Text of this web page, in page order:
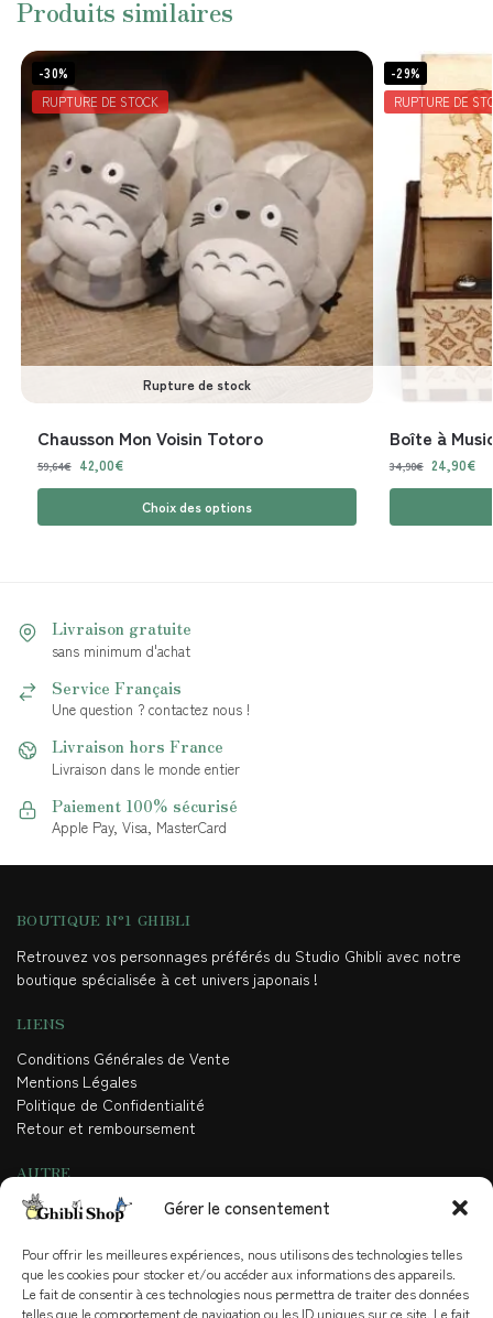
Gérer le consentement
Pour offrir les meilleures expériences, nous utilisons des technologies telles
que les cookies pour stocker et/ou accéder aux informations des appareils.
Le fait de consentir à ces technologies nous permettra de traiter des données
telles que le comportement de navigation ou les ID uniques sur ce site. Le fait
Produits similaires
-30%
RUPTURE DE STOCK
Rupture de stock
Chausson Mon Voisin Totoro
59,64€ 42,00€
Choix des options
-29%
RUPTURE DE
Boîte à
34,90€ 24,90€
Livraison gratuite
sans minimum d'achat
Service Français
Une question ? contactez nous !
Livraison hors France
Livraison dans le monde entier
Paiement 100% sécurisé
Apple Pay, Visa, MasterCard
BOUTIQUE N°1 GHIBLI
Retrouvez vos personnages préférés du Studio Ghibli avec notre
boutique spécialisée à cet univers japonais !
LIENS
Conditions Générales de Vente
Mentions Légales
Politique de Confidentialité
Retour et remboursement
AUTRE
Contact
Qui sommes-nous
Partenariat